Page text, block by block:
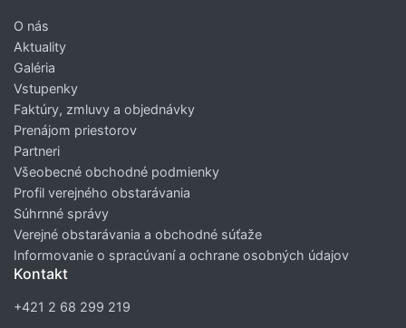
O nás
Aktuality
Galéria
Vstupenky
Faktúry, zmluvy a objednávky
Prenájom priestorov
Partneri
Všeobecné obchodné podmienky
Profil verejného obstarávania
Súhrnné správy
Verejné obstarávania a obchodné súťaže
Informovanie o spracúvaní a ochrane osobných údajov
Kontakt
+421 2 68 299 219